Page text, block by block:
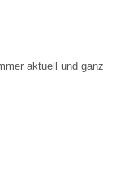
aktuell und ganz